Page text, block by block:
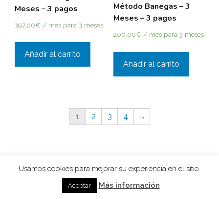
Meses – 3 pagos
397,00€ / mes para 3 meses
Añadir al carrito
Método Banegas – 3
Meses – 3 pagos
200,00€ / mes para 3 meses
Añadir al carrito
1 2 3 4 →
© 2026 Entrenar tu Mente• Creado conGeneratePress
Usamos cookies para mejorar su experiencia en el sitio.
Aceptar Más información